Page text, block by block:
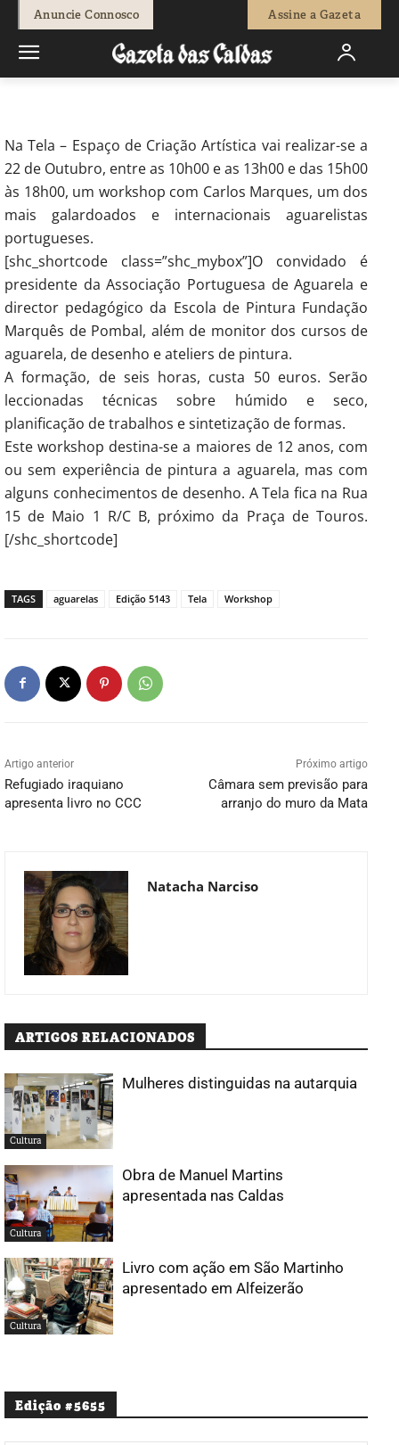
Anuncie Connosco Assine a Gazeta
Natacha Narciso 804 0
Na Tela – Espaço de Criação Artística vai realizar-se a
22 de Outubro, entre as 10h00 e as 13h00 e das 15h00
às 18h00, um workshop com Carlos Marques, um dos
mais galardoados e internacionais aguarelistas
portugueses.
[shc_shortcode class=”shc_mybox”]O convidado é
presidente da Associação Portuguesa de Aguarela e
director pedagógico da Escola de Pintura Fundação
Marquês de Pombal, além de monitor dos cursos de
aguarela, de desenho e ateliers de pintura.
A formação, de seis horas, custa 50 euros. Serão
leccionadas técnicas sobre húmido e seco,
planificação de trabalhos e sintetização de formas.
Este workshop destina-se a maiores de 12 anos, com
ou sem experiência de pintura a aguarela, mas com
alguns conhecimentos de desenho. A Tela fica na Rua
15 de Maio 1 R/C B, próximo da Praça de Touros.
[/shc_shortcode]
TAGS aguarelas Edição 5143 Tela Workshop
Artigo anterior
Refugiado iraquiano
apresenta livro no CCC
Próximo artigo
Câmara sem previsão para
arranjo do muro da Mata
Natacha Narciso
ARTIGOS RELACIONADOS
Cultura
Mulheres distinguidas na autarquia
Cultura
Obra de Manuel Martins
apresentada nas Caldas
Cultura
Livro com ação em São Martinho
apresentado em Alfeizerão
Edição #5655